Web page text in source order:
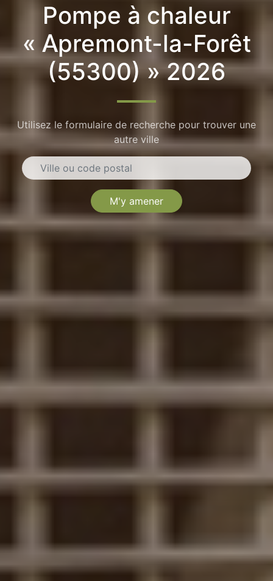
Pompe à chaleur
« Apremont-la-Forêt
(55300) » 2026
Utilisez le formulaire de recherche pour trouver une
autre ville
M'y amener